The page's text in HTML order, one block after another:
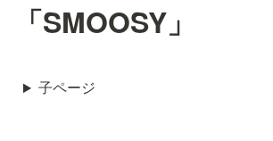
「SMOOSY」
子ページ